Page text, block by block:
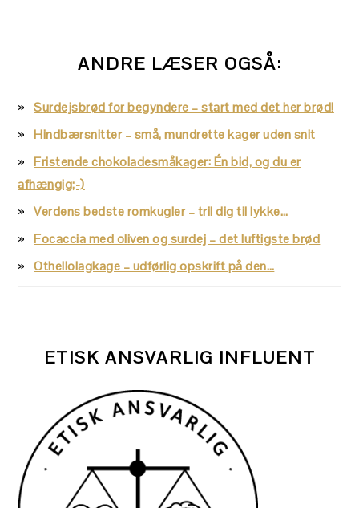
ANDRE LÆSER OGSÅ:
Surdejsbrød for begyndere – start med det her brød!
Hindbærsnitter – små, mundrette kager uden snit
Fristende chokoladesmåkager: Én bid, og du er
afhængig;-)
Verdens bedste romkugler – tril dig til lykke…
Focaccia med oliven og surdej – det luftigste brød
Othellolagkage – udførlig opskrift på den…
ETISK ANSVARLIG INFLUENT